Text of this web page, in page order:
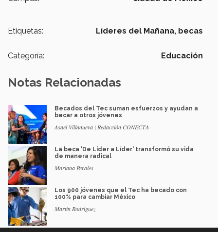
Etiquetas: Líderes del Mañana, becas
Categoría: Educación
Notas Relacionadas
Becados del Tec suman esfuerzos y ayudan a
becar a otros jóvenes
Asael Villanueva | Redacción CONECTA
La beca 'De Líder a Líder' transformó su vida
de manera radical
Mariana Perales
Los 900 jóvenes que el Tec ha becado con
100% para cambiar México
Martín Rodríguez